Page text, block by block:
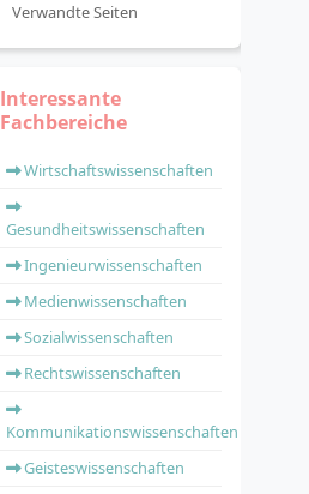
Verwandte Seiten
Interessante
Fachbereiche
Wirtschaftswissenschaften
Gesundheitswissenschaften
Ingenieurwissenschaften
Medienwissenschaften
Sozialwissenschaften
Rechtswissenschaften
Kommunikationswissenschaften
Geisteswissenschaften